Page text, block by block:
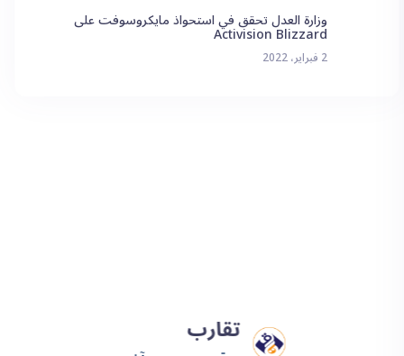
وزارة العدل تحقق في استحواذ مايكروسوفت على
Activision Blizzard
2 فبراير، 2022
تقارب